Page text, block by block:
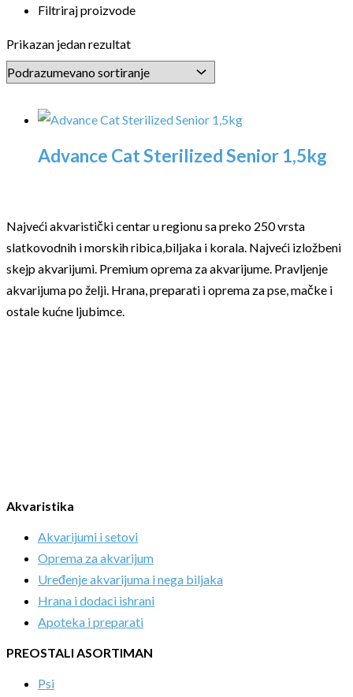
Filtriraj proizvode
Prikazan jedan rezultat
Advance Cat Sterilized Senior 1,5kg
Najveći akvaristički centar u regionu sa preko 250 vrsta
slatkovodnih i morskih ribica,biljaka i korala. Najveći izložbeni
skejp akvarijumi. Premium oprema za akvarijume. Pravljenje
akvarijuma po želji. Hrana, preparati i oprema za pse, mačke i
ostale kućne ljubimce.
Akvaristika
Akvarijumi i setovi
Oprema za akvarijum
Uređenje akvarijuma i nega biljaka
Hrana i dodaci ishrani
Apoteka i preparati
PREOSTALI ASORTIMAN
Psi